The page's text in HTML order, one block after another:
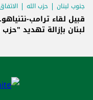
جنوب لبنان حزب الله
قبيل لقاء ترامب-
لبنان بإزالة تهديد "حزب